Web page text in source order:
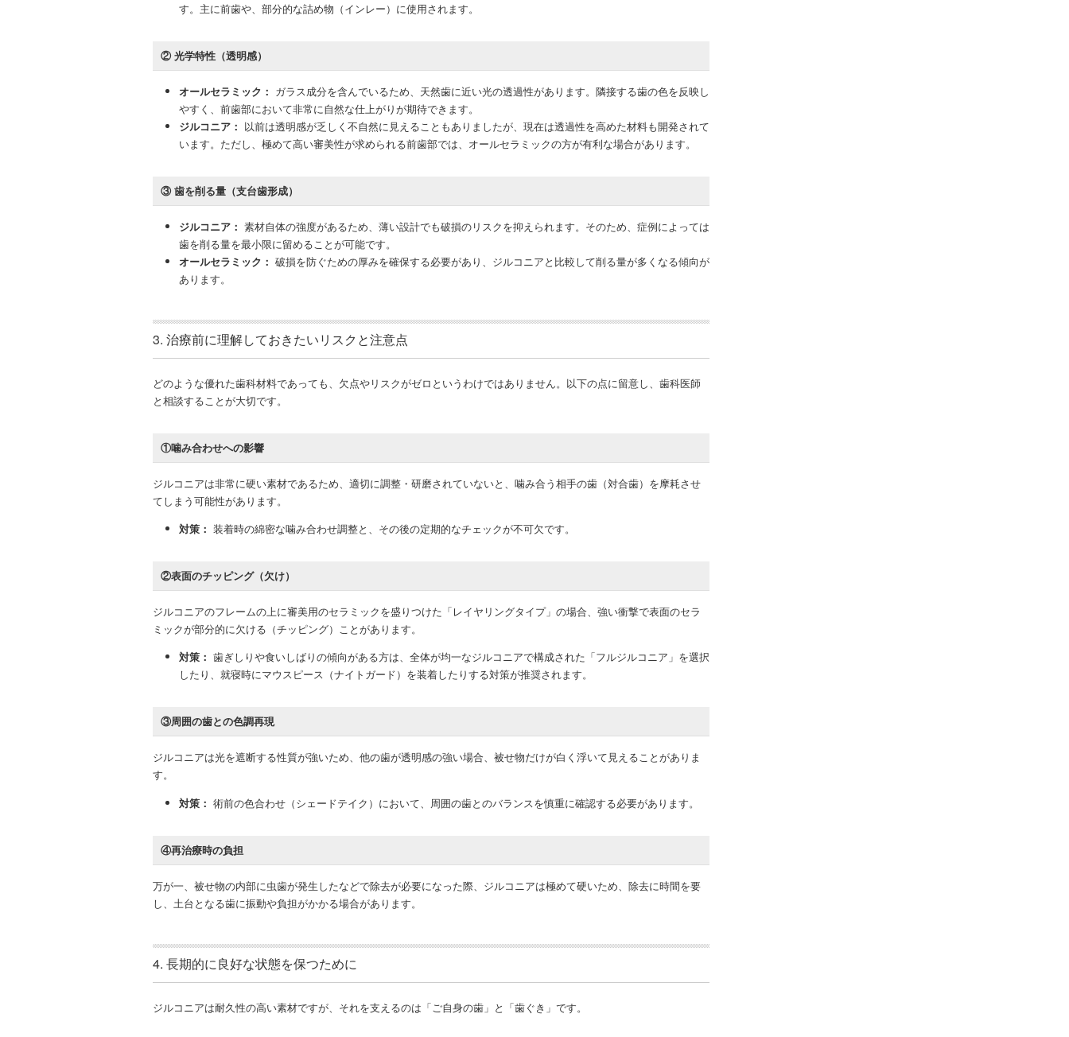
す。主に前歯や、部分的な詰め物（インレー）に使用されます。
② 光学特性（透明感）
オールセラミック： ガラス成分を含んでいるため、天然歯に近い光の透過性があります。隣接する歯の色を反映し
やすく、前歯部において非常に自然な仕上がりが期待できます。
ジルコニア： 以前は透明感が乏しく不自然に見えることもありましたが、現在は透過性を高めた材料も開発されて
います。ただし、極めて高い審美性が求められる前歯部では、オールセラミックの方が有利な場合があります。
③ 歯を削る量（支台歯形成）
ジルコニア： 素材自体の強度があるため、薄い設計でも破損のリスクを抑えられます。そのため、症例によっては
歯を削る量を最小限に留めることが可能です。
オールセラミック： 破損を防ぐための厚みを確保する必要があり、ジルコニアと比較して削る量が多くなる傾向が
あります。
3. 治療前に理解しておきたいリスクと注意点
どのような優れた歯科材料であっても、欠点やリスクがゼロというわけではありません。以下の点に留意し、歯科医師
と相談することが大切です。
①噛み合わせへの影響
ジルコニアは非常に硬い素材であるため、適切に調整・研磨されていないと、噛み合う相手の歯（対合歯）を摩耗させ
てしまう可能性があります。
対策： 装着時の綿密な噛み合わせ調整と、その後の定期的なチェックが不可欠です。
②表面のチッピング（欠け）
ジルコニアのフレームの上に審美用のセラミックを盛りつけた「レイヤリングタイプ」の場合、強い衝撃で表面のセラ
ミックが部分的に欠ける（チッピング）ことがあります。
対策： 歯ぎしりや食いしばりの傾向がある方は、全体が均一なジルコニアで構成された「フルジルコニア」を選択
したり、就寝時にマウスピース（ナイトガード）を装着したりする対策が推奨されます。
③周囲の歯との色調再現
ジルコニアは光を遮断する性質が強いため、他の歯が透明感の強い場合、被せ物だけが白く浮いて見えることがありま
す。
対策： 術前の色合わせ（シェードテイク）において、周囲の歯とのバランスを慎重に確認する必要があります。
④再治療時の負担
万が一、被せ物の内部に虫歯が発生したなどで除去が必要になった際、ジルコニアは極めて硬いため、除去に時間を要
し、土台となる歯に振動や負担がかかる場合があります。
4. 長期的に良好な状態を保つために
ジルコニアは耐久性の高い素材ですが、それを支えるのは「ご自身の歯」と「歯ぐき」です。